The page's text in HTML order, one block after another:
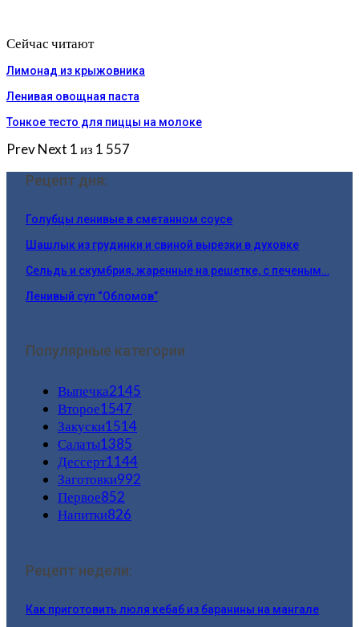
Сейчас читают
Лимонад из крыжовника
Ленивая овощная паста
Тонкое тесто для пиццы на молоке
PrevNext 1 из 1 557
Рецепт дня:
Голубцы ленивые в сметанном соусе
Шашлык из грудинки и свиной вырезки в духовке
Сельдь и скумбрия, жаренные на решетке, с печеным…
Ленивый суп “Обломов”
Популярные категории
Выпечка2145
Второе1547
Закуски1514
Салаты1385
Дессерт1144
Заготовки992
Первое852
Напитки826
Рецепт недели:
Как приготовить люля кебаб из баранины на мангале